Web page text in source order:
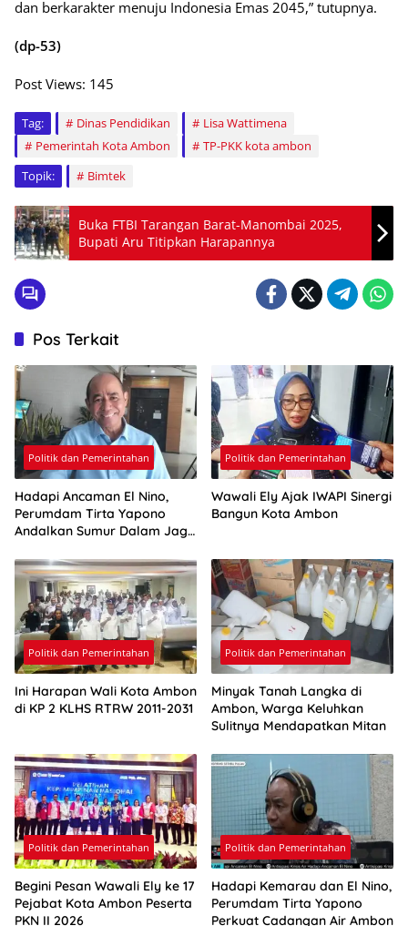
dan berkarakter menuju Indonesia Emas 2045,” tutupnya.
(dp-53)
Post Views: 145
Tag: Dinas Pendidikan
Lisa Wattimena
Pemerintah Kota Ambon
TP-PKK kota ambon
Topik:
Bimtek
Buka FTBI Tarangan Barat-Manombai 2025,
Bupati Aru Titipkan Harapannya
Pos Terkait
Politik dan Pemerintahan
Hadapi Ancaman El Nino,
Perumdam Tirta Yapono
Andalkan Sumur Dalam Jaga
Politik dan Pemerintahan
Wawali Ely Ajak IWAPI Sinergi
Bangun Kota Ambon
Politik dan Pemerintahan
Ini Harapan Wali Kota Ambon
di KP 2 KLHS RTRW 2011-2031
Politik dan Pemerintahan
Minyak Tanah Langka di
Ambon, Warga Keluhkan
Sulitnya Mendapatkan Mitan
Politik dan Pemerintahan
Begini Pesan Wawali Ely ke 17
Pejabat Kota Ambon Peserta
PKN II 2026
Politik dan Pemerintahan
Hadapi Kemarau dan El Nino,
Perumdam Tirta Yapono
Perkuat Cadangan Air Ambon